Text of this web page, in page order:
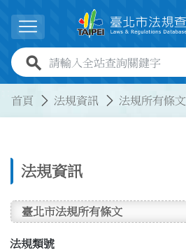
展開選單
全站查詢關鍵字欄位
首頁 法規資訊 法規所有條文
法規資訊
臺北市法規所有條文
法規類號